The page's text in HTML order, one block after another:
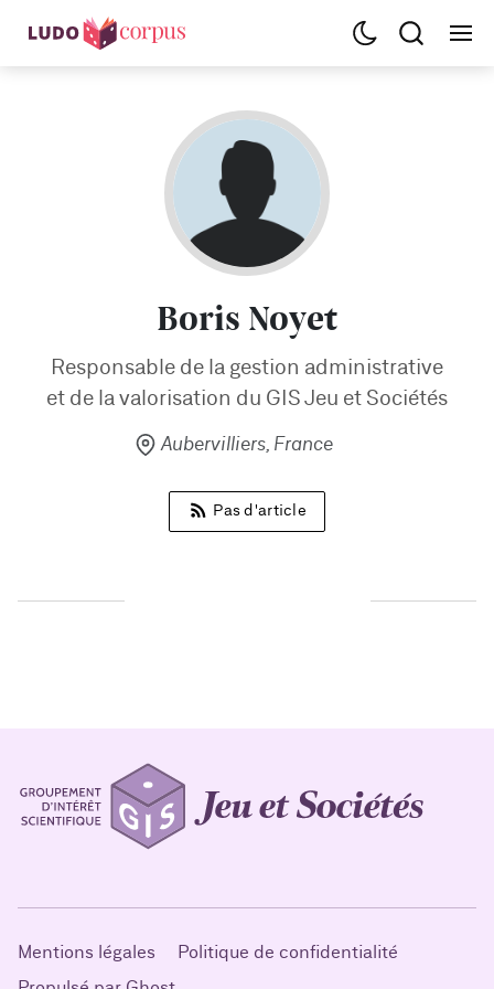
Boris Noyet
Responsable de la gestion administrative
et de la valorisation du GIS Jeu et Sociétés
Aubervilliers, France
Pas d'article
Mentions légales
Politique de confidentialité